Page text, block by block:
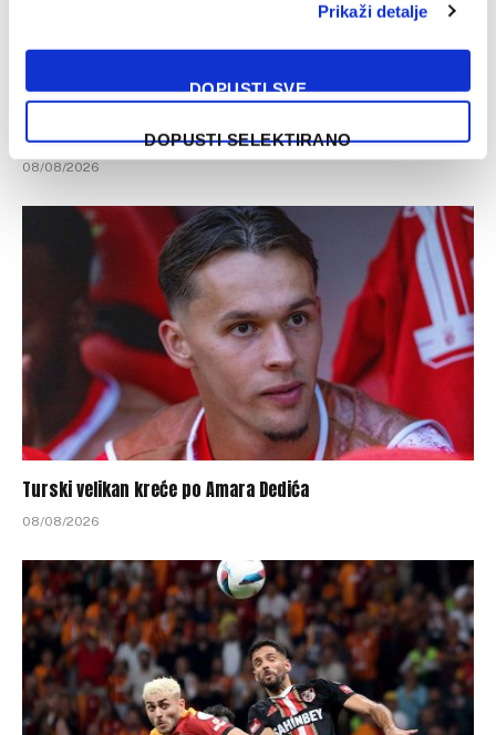
Prikaži detalje
DOPUSTI SVE
DOPUSTI SELEKTIRANO
Hat-trick povremenog reprezentativca BiH u pobjedi
Osijeka
08/08/2026
Turski velikan kreće po Amara Dedića
08/08/2026